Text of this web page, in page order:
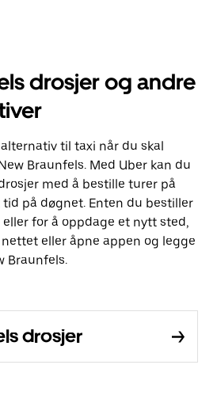
drosjer og andre
til taxi når du skal
Braunfels. Med Uber kan du
med å bestille turer på
på døgnet. Enten du bestiller
for å oppdage et nytt sted,
eller åpne appen og legge
Braunfels.
drosjer